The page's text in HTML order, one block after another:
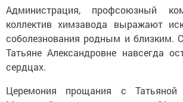
Администрация, профсоюзный
коллектив химзавода выражают
соболезнования родным и близким.
Татьяне Александровне навсегда
сердцах.
Церемония прощания с Татьяной